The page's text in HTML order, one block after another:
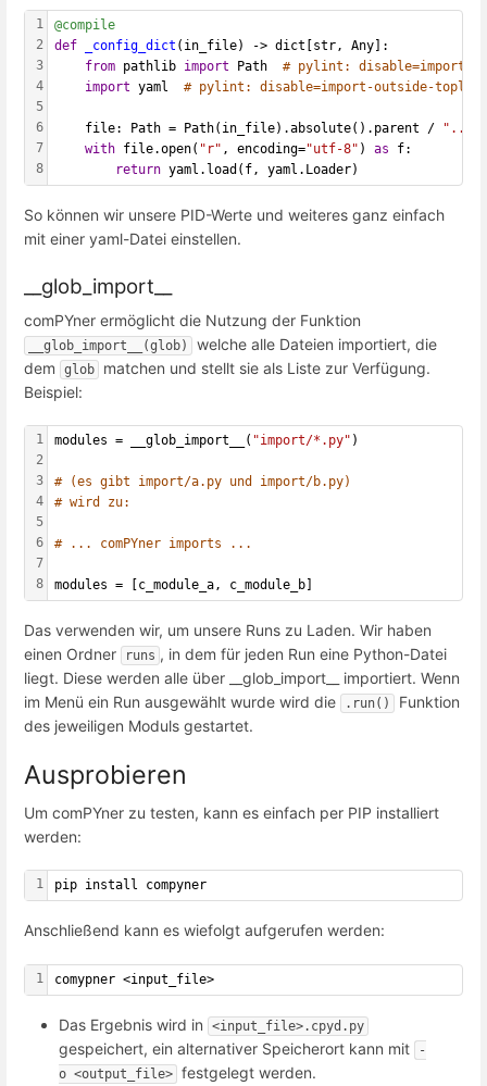
1
2
3
4
5
6
7
8
@compile
def
_config_dict (in_file) -> dict[str, Any]:
from pathlib import Path # pylint: disable=import-
import yaml # pylint: disable=import-outside-
    file: Path = Path(in_file).absolute().parent /
".."
with file.open( "r" , encoding="utf-8" ) as f:
return yaml.load(f, yaml.Loader)
So können wir unsere PID-Werte und weiteres ganz einfach
mit einer yaml-Datei einstellen.
__glob_import__
comPYner ermöglicht die Nutzung der Funktion
__glob_import__(glob)
welche alle Dateien importiert, die
dem
glob
matchen und stellt sie als Liste zur Verfügung.
Beispiel:
1
2
3
4
5
6
7
8
modules = __glob_import__( "import/*.py" )
# (es gibt import/a.py und import/b.py)
# wird zu:
# ... comPYner imports ...
modules = [c_module_a, c_module_b]
Das verwenden wir, um unsere Runs zu Laden. Wir haben
einen Ordner
runs , in dem für jeden Run eine Python-Datei
liegt. Diese werden alle über __glob_import__ importiert. Wenn
im Menü ein Run ausgewählt wurde wird die
.run()
Funktion
des jeweiligen Moduls gestartet.
Ausprobieren
Um comPYner zu testen, kann es einfach per PIP installiert
werden:
1 pip install compyner
Anschließend kann es wiefolgt aufgerufen werden:
1 comypner <input_file>
Das Ergebnis wird in <input_file>.cpyd.py
gespeichert, ein alternativer Speicherort kann mit
-
o <output_file> festgelegt werden.